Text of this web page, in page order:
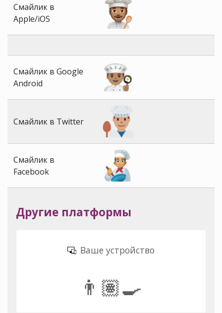
Смайлик в
Apple/iOS
Смайлик в Google
Android
Смайлик в Twitter
Смайлик в
Facebook
Другие платформы
Ваше устройство
👨🏽‍🍳